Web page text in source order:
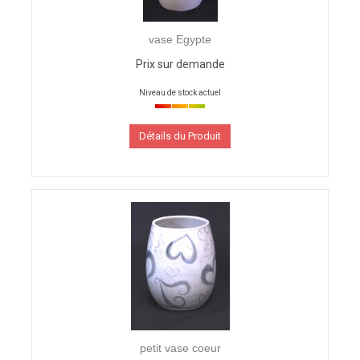
vase Egypte
Prix sur demande
Niveau de stock actuel
Détails du Produit
petit vase coeur